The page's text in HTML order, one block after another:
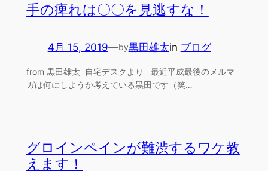
手の痺れは〇〇を見逃すな！
4月 15, 2019—by黒田雄太in ブログ
from 黒田雄太 自宅デスクより 最近平成最後のメルマ
ガは何にしようか考えている黒田です（笑…
グロインペインが難渋するワケ教
えます！